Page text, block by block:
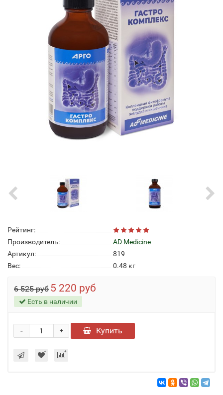
Рейтинг:
Производитель:
AD Medicine
Артикул:
819
Вес:
0.48 кг
6 525 руб 5 220 руб
Есть в наличии
+
- Купить